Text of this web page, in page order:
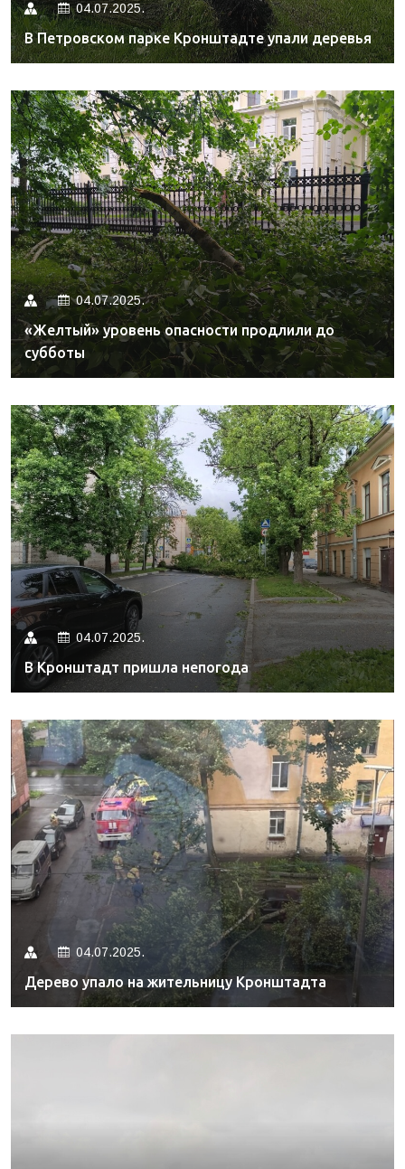
04.07.2025.
В Петровском парке Кронштадте упали деревья
04.07.2025.
«Желтый» уровень опасности продлили до
субботы
04.07.2025.
В Кронштадт пришла непогода
04.07.2025.
Дерево упало на жительницу Кронштадта